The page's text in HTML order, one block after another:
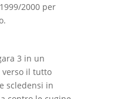
2000 per
3 in un
verso il tutto
scledensi in